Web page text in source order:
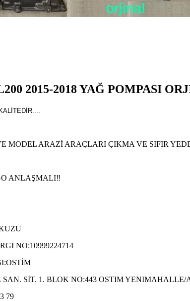
2015-2018 YAĞ POMPASI
MODEL ARAZİ ARAÇLARI ÇIKMA VE SIFIR
ANLAŞMALI‼️
NO:10999224714
SİT. 1. BLOK NO:443 OSTIM YENIMAHALLE/
79